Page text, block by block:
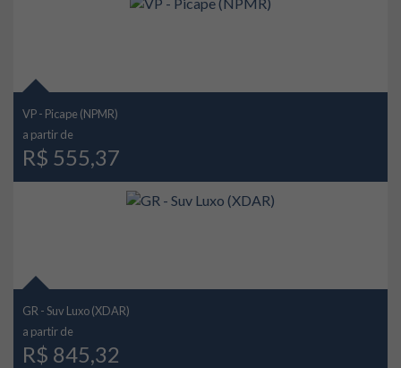
VP - Picape (NPMR)
a partir de
R$ 555,37
GR - Suv Luxo (XDAR)
a partir de
R$ 845,32